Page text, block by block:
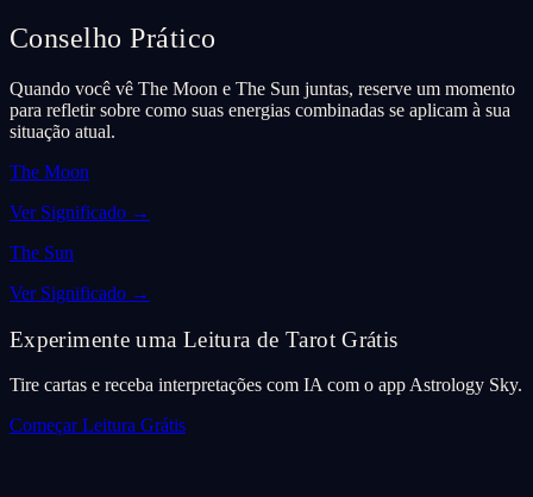
Conselho Prático
Quando você vê The Moon e The Sun juntas, reserve um momento
para refletir sobre como suas energias combinadas se aplicam à sua
situação atual.
The Moon
Ver Significado →
The Sun
Ver Significado →
Experimente uma Leitura de Tarot Grátis
Tire cartas e receba interpretações com IA com o app Astrology Sky.
Começar Leitura Grátis